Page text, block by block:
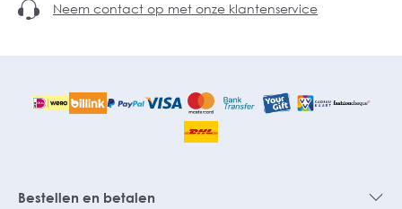
Neem contact op met onze klantenservice
Bestellen en betalen